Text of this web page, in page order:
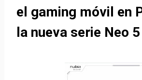
el gaming móvil en
la nueva serie Neo 5